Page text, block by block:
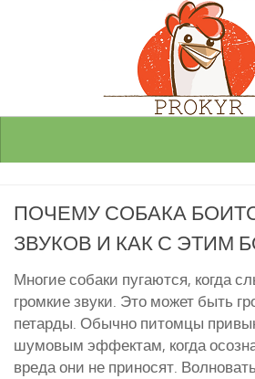
Мясные
Яичные
Инкубаторы
Здоровье кур
ПОЧЕМУ СОБАКА
ЗВУКОВ И КАК С ЭТИМ
Многие собаки пугаются, когда
громкие звуки. Это может быть
петарды. Обычно питомцы
шумовым эффектам, когда
вреда они не приносят.